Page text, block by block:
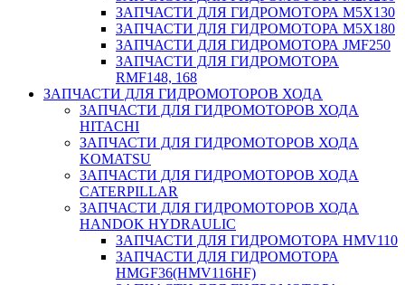
ЗАПЧАСТИ ДЛЯ ГИДРОМОТОРА M5X130
ЗАПЧАСТИ ДЛЯ ГИДРОМОТОРА M5X180
ЗАПЧАСТИ ДЛЯ ГИДРОМОТОРА JMF250
ЗАПЧАСТИ ДЛЯ ГИДРОМОТОРА
RMF148, 168
ЗАПЧАСТИ ДЛЯ ГИДРОМОТОРОВ ХОДА
ЗАПЧАСТИ ДЛЯ ГИДРОМОТОРОВ ХОДА
HITACHI
ЗАПЧАСТИ ДЛЯ ГИДРОМОТОРОВ ХОДА
KOMATSU
ЗАПЧАСТИ ДЛЯ ГИДРОМОТОРОВ ХОДА
CATERPILLAR
ЗАПЧАСТИ ДЛЯ ГИДРОМОТОРОВ ХОДА
HANDOK HYDRAULIC
ЗАПЧАСТИ ДЛЯ ГИДРОМОТОРА HMV110
ЗАПЧАСТИ ДЛЯ ГИДРОМОТОРА
HMGF36(HMV116HF)